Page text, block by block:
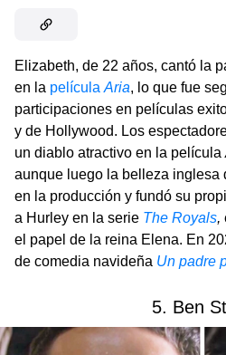
Elizabeth, de 22 años, cantó la
en la película Aria, lo que fue
participaciones en películas
y de Hollywood. Los
un diablo atractivo en la película
aunque luego la belleza inglesa
en la producción y fundó su
a Hurley en la serie The Royals,
el papel de la reina Elena. En
de comedia navideña Un padre
5. Ben